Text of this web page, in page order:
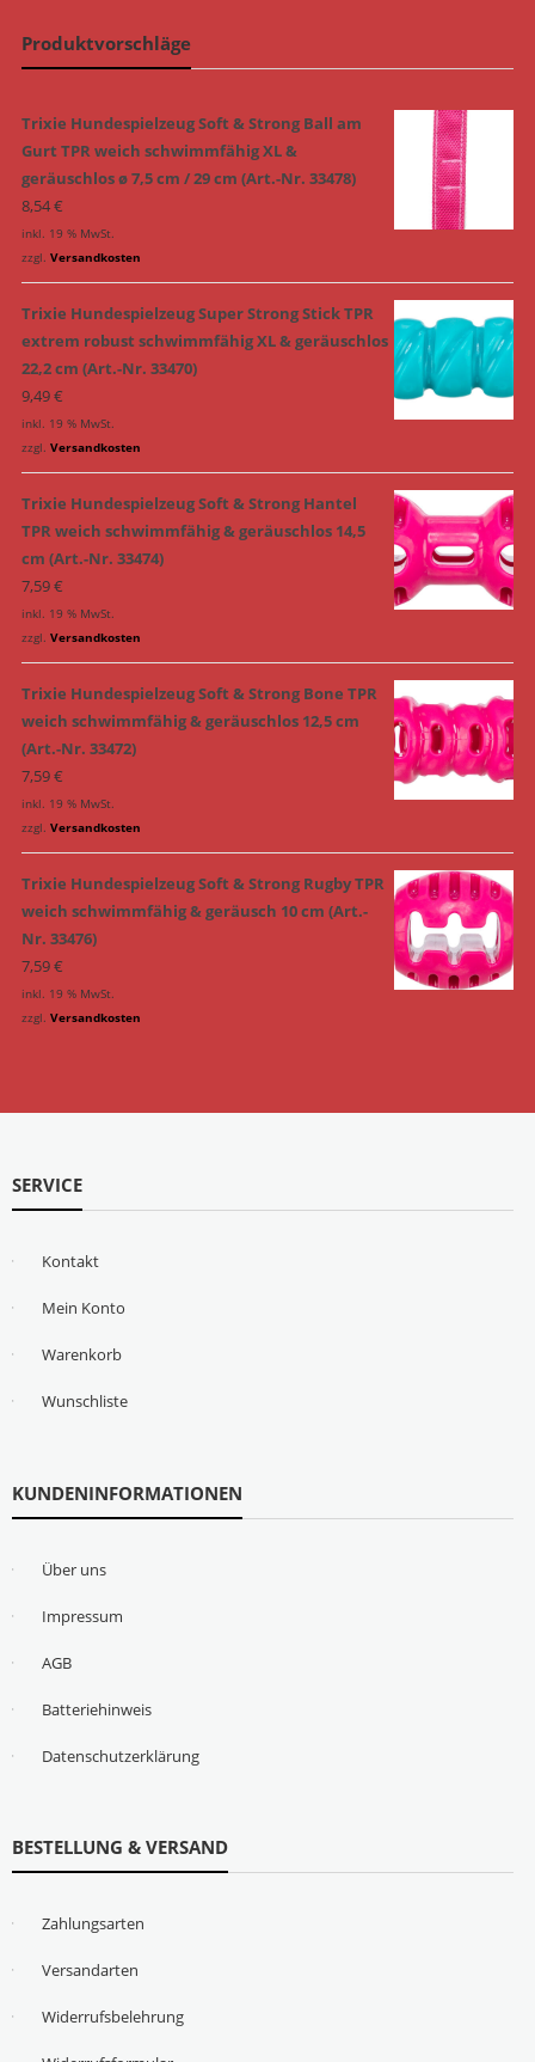
Produktvorschläge
Trixie Hundespielzeug Soft & Strong Ball am
Gurt TPR weich schwimmfähig XL &
geräuschlos ø 7,5 cm / 29 cm (Art.-Nr. 33478)
8,54€
inkl. 19 % MwSt.
zzgl. Versandkosten
Trixie Hundespielzeug Super Strong Stick TPR
extrem robust schwimmfähig XL & geräuschlos
22,2 cm (Art.-Nr. 33470)
9,49€
inkl. 19 % MwSt.
zzgl. Versandkosten
Trixie Hundespielzeug Soft & Strong Hantel
TPR weich schwimmfähig & geräuschlos 14,5
cm (Art.-Nr. 33474)
7,59€
inkl. 19 % MwSt.
zzgl. Versandkosten
Trixie Hundespielzeug Soft & Strong Bone TPR
weich schwimmfähig & geräuschlos 12,5 cm
(Art.-Nr. 33472)
7,59€
inkl. 19 % MwSt.
zzgl. Versandkosten
Trixie Hundespielzeug Soft & Strong Rugby TPR
weich schwimmfähig & geräusch 10 cm (Art.-
Nr. 33476)
7,59€
inkl. 19 % MwSt.
zzgl. Versandkosten
SERVICE
Kontakt
Mein Konto
Warenkorb
Wunschliste
KUNDENINFORMATIONEN
Über uns
Impressum
AGB
Batteriehinweis
Datenschutzerklärung
BESTELLUNG & VERSAND
Zahlungsarten
Versandarten
Widerrufsbelehrung